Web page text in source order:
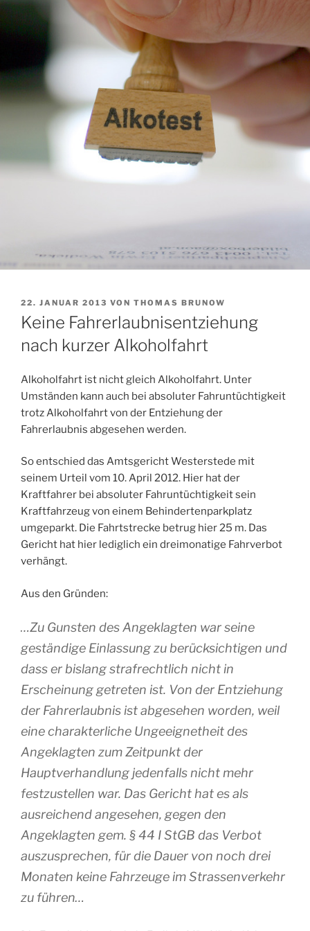
VERÖFFENTLICHT
AM
22. JANUAR 2013 VON THOMAS BRUNOW
Keine Fahrerlaubnisentziehung
nach kurzer Alkoholfahrt
Alkoholfahrt ist nicht gleich Alkoholfahrt. Unter
Umständen kann auch bei absoluter Fahruntüchtigkeit
trotz Alkoholfahrt von der Entziehung der
Fahrerlaubnis abgesehen werden.
So entschied das Amtsgericht Westerstede mit
seinem Urteil vom 10. April 2012. Hier hat der
Kraftfahrer bei absoluter Fahruntüchtigkeit sein
Kraftfahrzeug von einem Behindertenparkplatz
umgeparkt. Die Fahrtstrecke betrug hier 25 m. Das
Gericht hat hier lediglich ein dreimonatige Fahrverbot
verhängt.
Aus den Gründen:
…Zu Gunsten des Angeklagten war seine
geständige Einlassung zu berücksichtigen und
dass er bislang strafrechtlich nicht in
Erscheinung getreten ist. Von der Entziehung
der Fahrerlaubnis ist abgesehen worden, weil
eine charakterliche Ungeeignetheit des
Angeklagten zum Zeitpunkt der
Hauptverhandlung jedenfalls nicht mehr
festzustellen war. Das Gericht hat es als
ausreichend angesehen, gegen den
Angeklagten gem. § 44 I StGB das Verbot
auszusprechen, für die Dauer von noch drei
Monaten keine Fahrzeuge im Strassenverkehr
zu führen…